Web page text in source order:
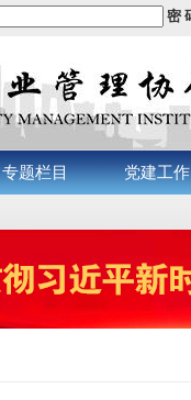
密
专题栏目 党建工作